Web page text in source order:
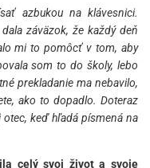
azbukou na klávesnici.
záväzok, že každý deň
mi to pomôcť v tom, aby
som to do školy, lebo
prekladanie ma nebavilo,
ako to dopadlo. Doteraz
keď hľadá písmená na
celý svoj život a svoje